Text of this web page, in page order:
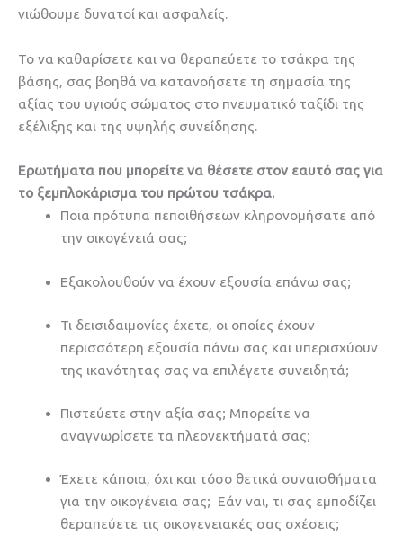
νιώθουμε δυνατοί και ασφαλείς.
Το να καθαρίσετε και να θεραπεύετε το τσάκρα της
βάσης, σας βοηθά να κατανοήσετε τη σημασία της
αξίας του υγιούς σώματος στο πνευματικό ταξίδι της
εξέλιξης και της υψηλής συνείδησης.
Ερωτήματα που μπορείτε να θέσετε στον εαυτό σας για
το ξεμπλοκάρισμα του πρώτου τσάκρα.
Ποια πρότυπα πεποιθήσεων κληρονομήσατε από
την οικογένειά σας;
Εξακολουθούν να έχουν εξουσία επάνω σας;
Τι δεισιδαιμονίες έχετε, οι οποίες έχουν
περισσότερη εξουσία πάνω σας και υπερισχύουν
της ικανότητας σας να επιλέγετε συνειδητά;
Πιστεύετε στην αξία σας; Μπορείτε να
αναγνωρίσετε τα πλεονεκτήματά σας;
Έχετε κάποια, όχι και τόσο θετικά συναισθήματα
για την οικογένεια σας; Εάν ναι, τι σας εμποδίζει
θεραπεύετε τις οικογενειακές σας σχέσεις;